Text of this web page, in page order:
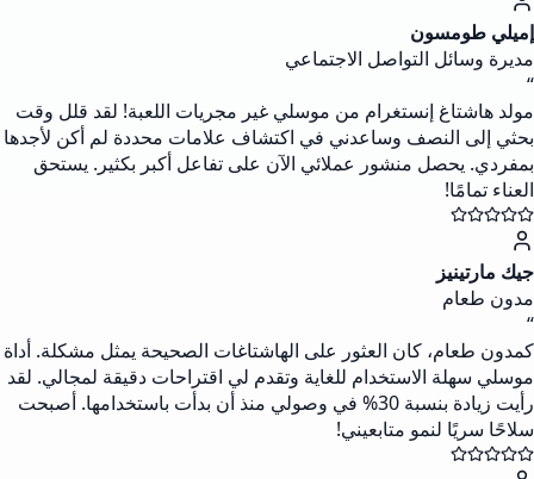
إميلي طومسون
مديرة وسائل التواصل الاجتماعي
“
مولد هاشتاغ إنستغرام من موسلي غير مجريات اللعبة! لقد قلل وقت
بحثي إلى النصف وساعدني في اكتشاف علامات محددة لم أكن لأجدها
بمفردي. يحصل منشور عملائي الآن على تفاعل أكبر بكثير. يستحق
العناء تمامًا!
جيك مارتينيز
مدون طعام
“
كمدون طعام، كان العثور على الهاشتاغات الصحيحة يمثل مشكلة. أداة
موسلي سهلة الاستخدام للغاية وتقدم لي اقتراحات دقيقة لمجالي. لقد
رأيت زيادة بنسبة 30% في وصولي منذ أن بدأت باستخدامها. أصبحت
سلاحًا سريًا لنمو متابعيني!